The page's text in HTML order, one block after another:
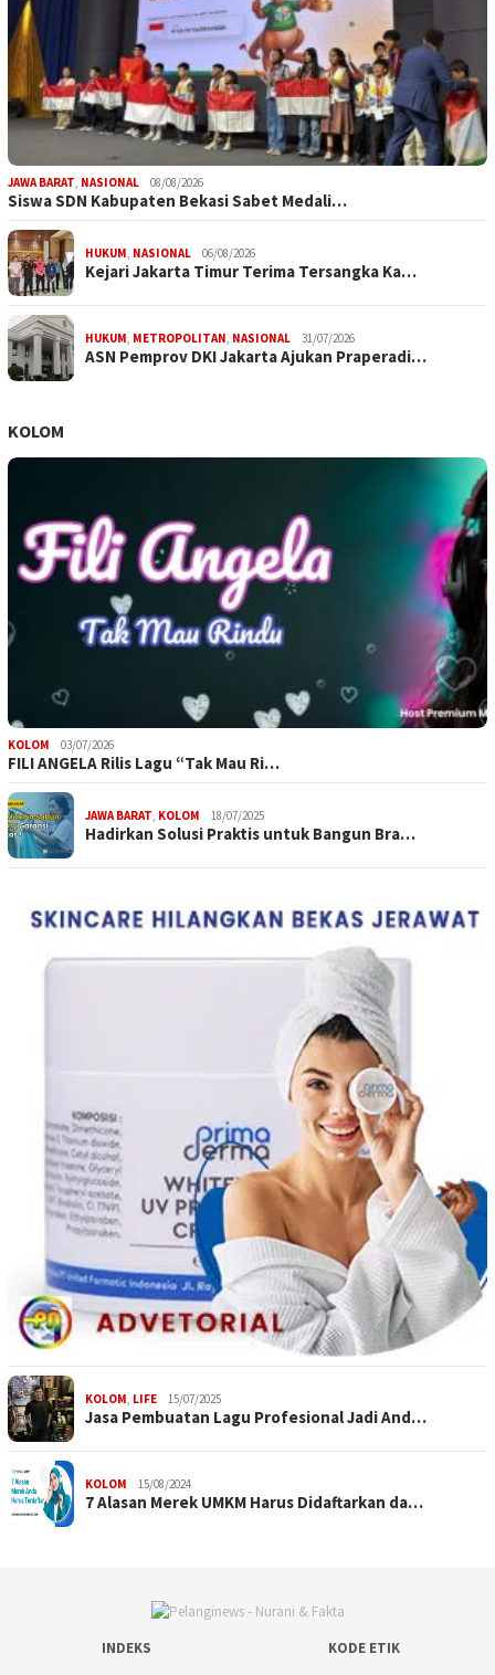
JAWA BARAT NASIONAL 08/08/2026
Siswa SDN Kabupaten Bekasi Sabet Medali…
HUKUM NASIONAL 06/08/2026
Kejari Jakarta Timur Terima Tersangka Ka…
HUKUM METROPOLITAN NASIONAL 31/07/2026
ASN Pemprov DKI Jakarta Ajukan Praperadi…
KOLOM
KOLOM 03/07/2026
FILI ANGELA Rilis Lagu “Tak Mau Ri…
JAWA BARAT, KOLOM 18/07/2025
Hadirkan Solusi Praktis untuk Bangun Bra…
KOLOM, LIFE 15/07/2025
Jasa Pembuatan Lagu Profesional Jadi And…
KOLOM 15/08/2024
7 Alasan Merek UMKM Harus Didaftarkan da…
INDEKS
KODE ETIK